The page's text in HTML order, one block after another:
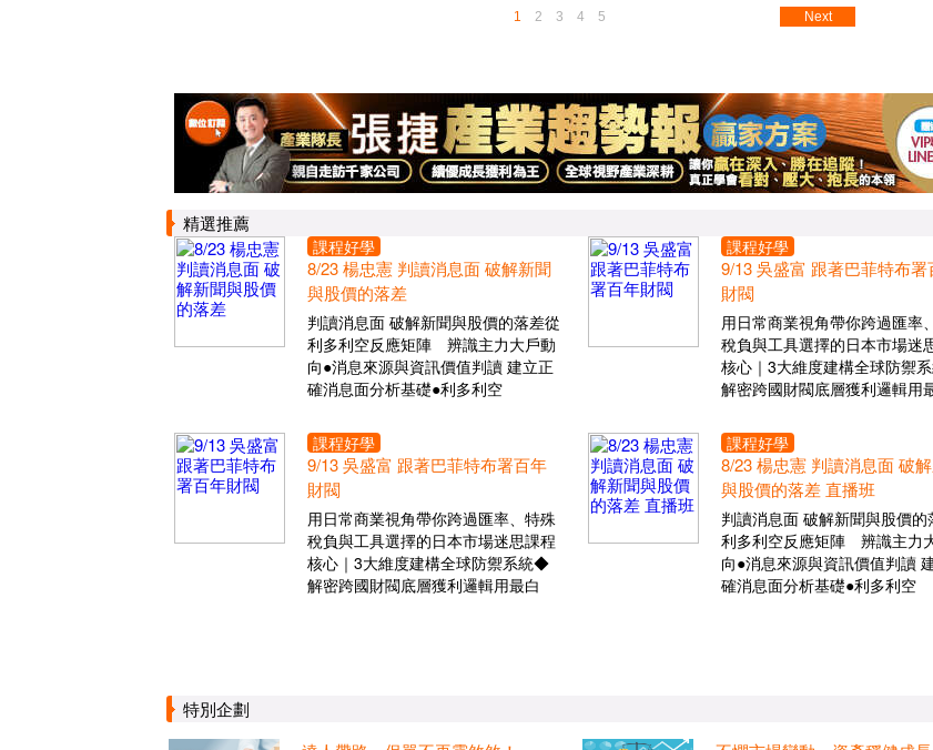
1 2 3 4 5 Next
精選推薦
課程好學
8/23 楊忠憲 判讀消息面 破解新聞
與股價的落差
判讀消息面 破解新聞與股價的落差從
利多利空反應矩陣 辨識主力大戶動
向●消息來源與資訊價值判讀 建立正
確消息面分析基礎●利多利空
課程好學
9/13 吳盛富 跟著巴菲特布署
財閥
用日常商業視角帶你跨過匯率
稅負與工具選擇的日本市場迷
核心｜3大維度建構全球防禦
解密跨國財閥底層獲利邏輯用
課程好學
9/13 吳盛富 跟著巴菲特布署百年
財閥
用日常商業視角帶你跨過匯率、特殊
稅負與工具選擇的日本市場迷思課程
核心｜3大維度建構全球防禦系統◆
解密跨國財閥底層獲利邏輯用最白
課程好學
8/23 楊忠憲 判讀消息面 破
與股價的落差 直播班
判讀消息面 破解新聞與股價的
利多利空反應矩陣 辨識主力
向●消息來源與資訊價值判讀
確消息面分析基礎●利多利空
特別企劃